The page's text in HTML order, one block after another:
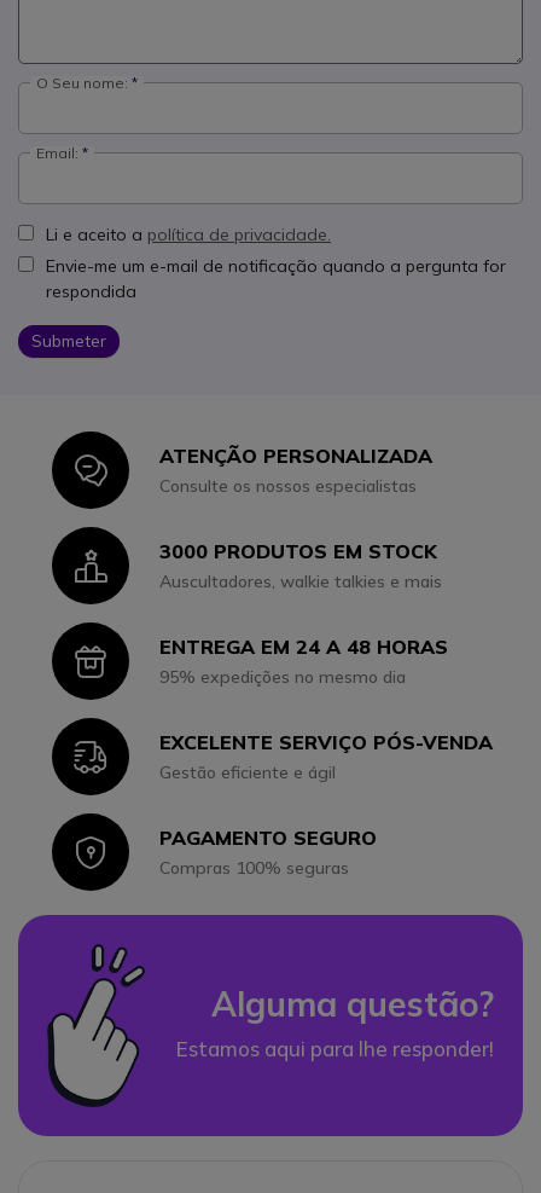
O Seu nome:
Email:
Li e aceito a política de privacidade.
Envie-me um e-mail de notificação quando a pergunta for
respondida
Submeter
IconATENÇÃO PERSONALIZADA
Consulte os nossos especialistas
Icon3000 PRODUTOS EM STOCK
Auscultadores, walkie talkies e mais
IconENTREGA EM 24 A 48 HORAS
95% expedições no mesmo dia
IconEXCELENTE SERVIÇO PÓS-VENDA
Gestão eficiente e ágil
IconPAGAMENTO SEGURO
Compras 100% seguras
Alguma questão?
Estamos aqui para lhe responder!